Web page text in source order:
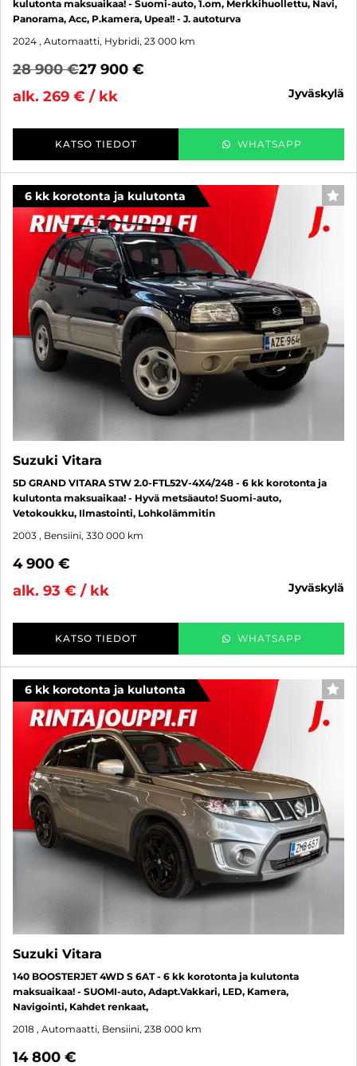
kulutonta maksuaikaa! - Suomi-auto, 1.om, Merkkihuollettu, Navi,
Panorama, Acc, P.kamera, Upea!! - J. autoturva
2024 , Automaatti, Hybridi, 23 000 km
28 900 €27 900 €
alk. 269 € / kk
jyväskylä
KATSO TIEDOT WHATSAPP
6 kk korotonta ja kulutonta
Suzuki Vitara
5D GRAND VITARA STW 2.0-FTL52V-4X4/248 - 6 kk korotonta ja
kulutonta maksuaikaa! - Hyvä metsäauto! Suomi-auto,
Vetokoukku, Ilmastointi, Lohkolämmitin
2003 , Bensiini, 330 000 km
4 900 €
alk. 93 € / kk
jyväskylä
KATSO TIEDOT WHATSAPP
6 kk korotonta ja kulutonta
Suzuki Vitara
140 BOOSTERJET 4WD S 6AT - 6 kk korotonta ja kulutonta
maksuaikaa! - SUOMI-auto, Adapt.Vakkari, LED, Kamera,
Navigointi, Kahdet renkaat,
2018 , Automaatti, Bensiini, 238 000 km
14 800 €